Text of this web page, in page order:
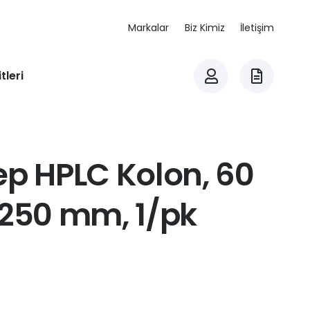
Markalar Biz Kimiz İletişim
HPLC Kolon, 60
mm, 1/pk